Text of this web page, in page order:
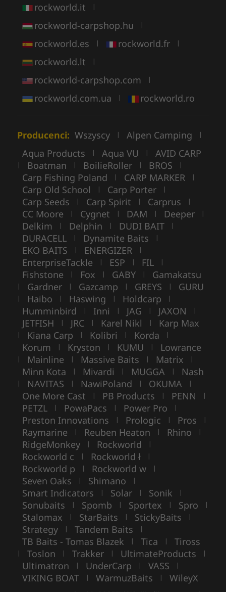
rockworld.it |
rockworld-carpshop.hu |
rockworld.es | rockworld.fr |
rockworld.lt |
rockworld-carpshop.com |
rockworld.com.ua | rockworld.ro
Producenci: Wszyscy | Alpen Camping |
Aqua Products | Aqua VU | AVID CARP
| Boatman | BoilieRoller | BROS |
Carp Fishing Poland | CARP MARKER |
Carp Old School | Carp Porter |
Carp Seeds | Carp Spirit | Carprus |
CC Moore | Cygnet | DAM | Deeper |
Delkim | Delphin | DUDI BAIT |
DURACELL | Dynamite Baits |
EKO BAITS | ENERGIZER |
EnterpriseTackle | ESP | FIL |
Fishstone | Fox | GABY | Gamakatsu
| Gardner | Gazcamp | GREYS | GURU
| Haibo | Haswing | Holdcarp |
Humminbird | Inni | JAG | JAXON |
JETFISH | JRC | Karel Nikl | Karp Max
| Kiana Carp | Kolibri | Korda |
Korum | Kryston | KUMU | Lowrance
| Mainline | Massive Baits | Matrix |
Minn Kota | Mivardi | MUGGA | Nash
| NAVITAS | NawiPoland | OKUMA |
One More Cast | PB Products | PENN |
PETZL | PowaPacs | Power Pro |
Preston Innovations | Prologic | Pros |
Raymarine | Reuben Heaton | Rhino |
RidgeMonkey | Rockworld |
Rockworld c | Rockworld ł |
Rockworld p | Rockworld w |
Seven Oaks | Shimano |
Smart Indicators | Solar | Sonik |
Sonubaits | Spomb | Sportex | Spro |
Stalomax | StarBaits | StickyBaits |
Strategy | Tandem Baits |
TB Baits - Tomas Blazek | Tica | Tiross
| Toslon | Trakker | UltimateProducts |
Ultimatron | UnderCarp | VASS |
VIKING BOAT | WarmuzBaits | WileyX